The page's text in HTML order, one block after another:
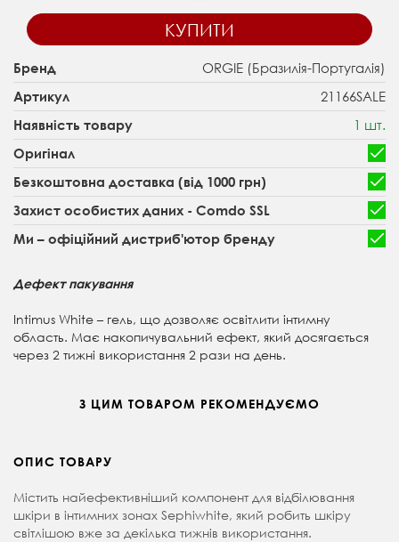
КУПИТИ
Бренд ORGIE (Бразилія-Португалія)
Артикул 21166SALE
Наявність товару 1 шт.
Оригінал
Безкоштовна доставка (від 1000 грн)
Захист особистих даних - Comdo SSL
Ми – офіційний дистриб'ютор бренду
Дефект пакування
Intimus White – гель, що дозволяє освітлити інтимну
область. Має накопичувальний ефект, який досягається
через 2 тижні використання 2 рази на день.
З ЦИМ ТОВАРОМ РЕКОМЕНДУЄМО
ОПИС ТОВАРУ
Містить найефективніший компонент для відбілювання
шкіри в інтимних зонах Sephiwhite, який робить шкіру
світлішою вже за декілька тижнів використання.